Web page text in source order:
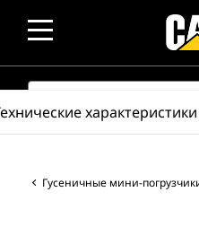
SEARCH
Гусеничные мини-
характеристики